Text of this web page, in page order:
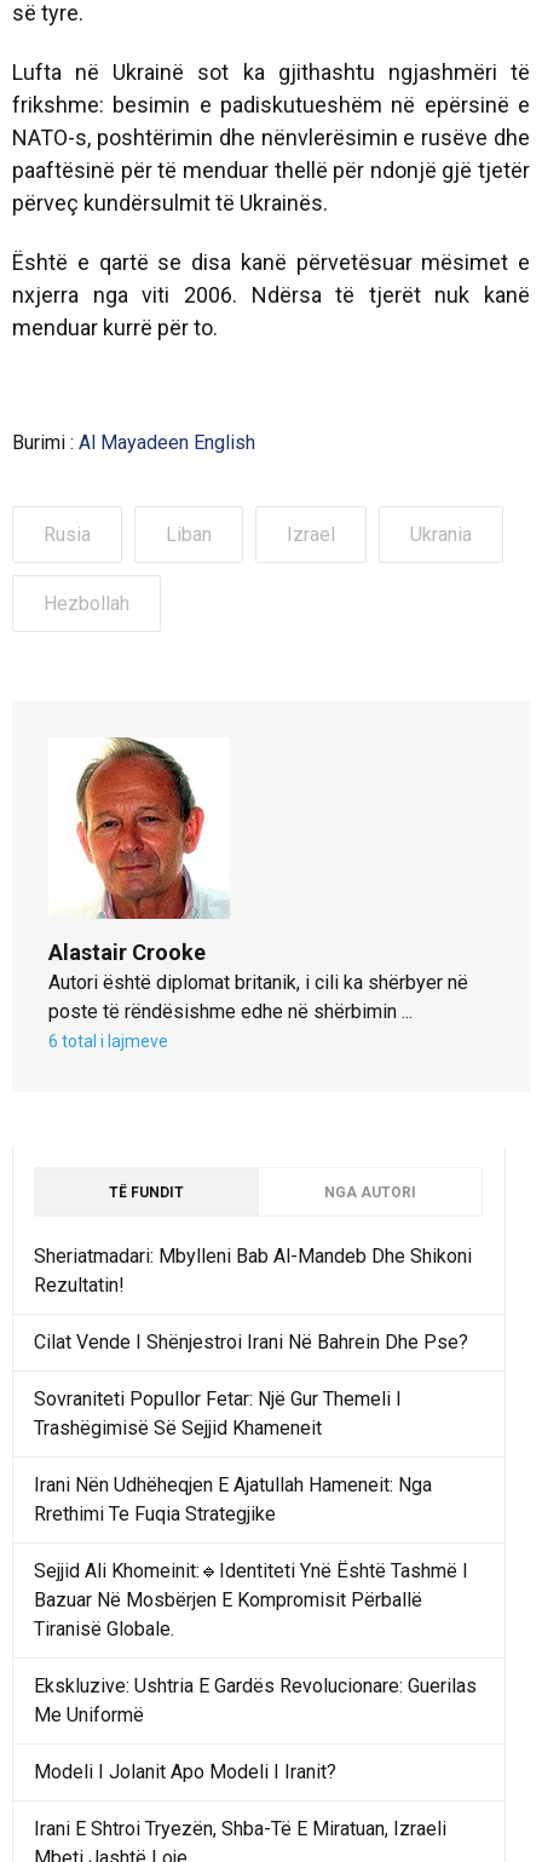
së tyre.
Lufta në Ukrainë sot ka gjithashtu ngjashmëri të
frikshme: besimin e padiskutueshëm në epërsinë e
NATO-s, poshtërimin dhe nënvlerësimin e rusëve dhe
paaftësinë për të menduar thellë për ndonjë gjë tjetër
përveç kundërsulmit të Ukrainës.
Është e qartë se disa kanë përvetësuar mësimet e
nxjerra nga viti 2006. Ndërsa të tjerët nuk kanë
menduar kurrë për to.
Burimi : Al Mayadeen English
Rusia Liban Izrael Ukrania
Hezbollah
Alastair Crooke
Autori është diplomat britanik, i cili ka shërbyer në
poste të rëndësishme edhe në shërbimin ...
6 total i lajmeve
TË FUNDIT NGA AUTORI
Sheriatmadari: Mbylleni Bab Al-Mandeb Dhe Shikoni
Rezultatin!
Cilat Vende I Shënjestroi Irani Në Bahrein Dhe Pse?
Sovraniteti Popullor Fetar: Një Gur Themeli I
Trashëgimisë Së Sejjid Khameneit
Irani Nën Udhëheqjen E Ajatullah Hameneit: Nga
Rrethimi Te Fuqia Strategjike
Sejjid Ali Khomeinit:🔹Identiteti Ynë Është Tashmë I
Bazuar Në Mosbërjen E Kompromisit Përballë
Tiranisë Globale.
Ekskluzive: Ushtria E Gardës Revolucionare: Guerilas
Me Uniformë
Modeli I Jolanit Apo Modeli I Iranit?
Irani E Shtroi Tryezën, Shba-Të E Miratuan, Izraeli
Mbeti Jashtë Loje